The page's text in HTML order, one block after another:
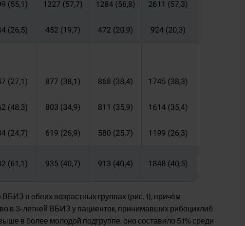
в обеих возрастных группах (рис. 1), причём
в 3-летней ВБИЗ у пациенток, принимавших рибоциклиб
в более молодой подгруппе: оно составило 5,1% среди